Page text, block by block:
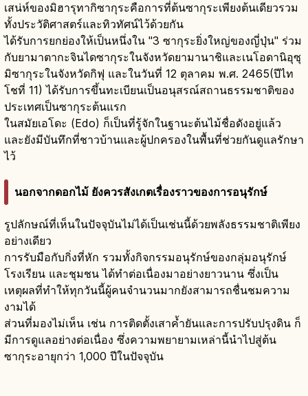
เสน่ห์ของมิฮารุทากิซากุระคือการที่ต้นซากุระเพียงต้นเดียวรวม
ทั้งประวัติศาสตร์และทิวทัศน์ไว้ด้วยกัน
ได้รับการยกย่องให้เป็นหนึ่งใน "3 ซากุระยิ่งใหญ่ของญี่ปุ่น" ร่วม
กับยามาตากะจินไดซากุระในจังหวัดยามานาชิและเนโอดานิอุซุ
มิซากุระในจังหวัดกิฟุ และในวันที่ 12 ตุลาคม พ.ศ. 2465(ปีไท
โชที่ 11) ได้รับการขึ้นทะเบียนเป็นอนุสรณ์สถานธรรมชาติของ
ประเทศเป็นซากุระต้นแรก
ในสมัยเอโดะ (Edo) ก็เป็นที่รู้จักในฐานะต้นไม้ชื่อดังอยู่แล้ว
และยังมีบันทึกที่ชาวบ้านและผู้ปกครองในพื้นที่ช่วยกันดูแลรักษา
ไว้
นอกจากดอกไม้ ยังควรสังเกตเรื่องราวของการอนุรักษ์
รูปลักษณ์ที่เห็นในปัจจุบันไม่ได้เป็นเช่นนี้ด้วยพลังธรรมชาติเพียง
อย่างเดียว
การรับมือกับกิ่งที่หัก รวมทั้งกิจกรรมอนุรักษ์ของกลุ่มอนุรักษ์
โรงเรียน และชุมชน ได้ทำต่อเนื่องมาอย่างยาวนาน ซึ่งเป็น
เหตุผลที่ทำให้ทุกวันนี้ผู้คนจำนวนมากยังสามารถชื่นชมความ
งามได้
ส่วนที่มองไม่เห็น เช่น การติดตั้งเสาค้ำยันและการปรับปรุงดิน ก็
มีการดูแลอย่างต่อเนื่อง ซึ่งความพยายามเหล่านี้นำไปสู่ต้น
ซากุระอายุกว่า 1,000 ปีในปัจจุบัน